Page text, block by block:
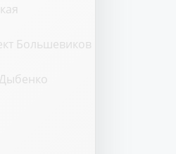
Большевиков